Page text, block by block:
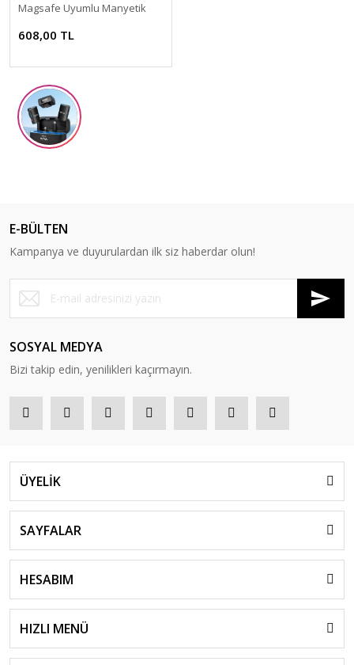
Magsafe Uyumlu Manyetik
608,00 TL
E-BÜLTEN
Kampanya ve duyurulardan ilk siz haberdar olun!
SOSYAL MEDYA
Bizi takip edin, yenilikleri kaçırmayın.
ÜYELİK
SAYFALAR
HESABIM
HIZLI MENÜ